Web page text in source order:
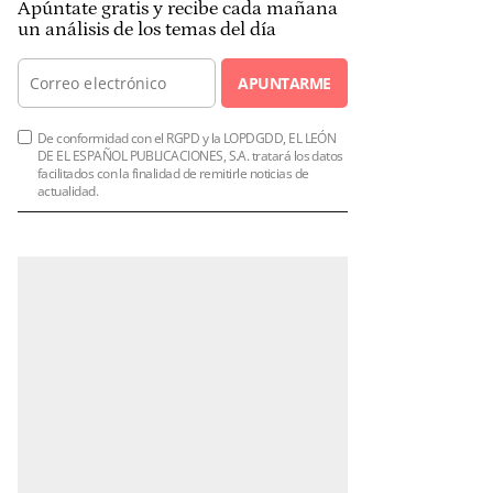
Apúntate gratis y recibe cada mañana
un análisis de los temas del día
APUNTARME
De conformidad con el RGPD y la LOPDGDD, EL LEÓN
DE EL ESPAÑOL PUBLICACIONES, S.A. tratará los datos
facilitados con la finalidad de remitirle noticias de
actualidad.